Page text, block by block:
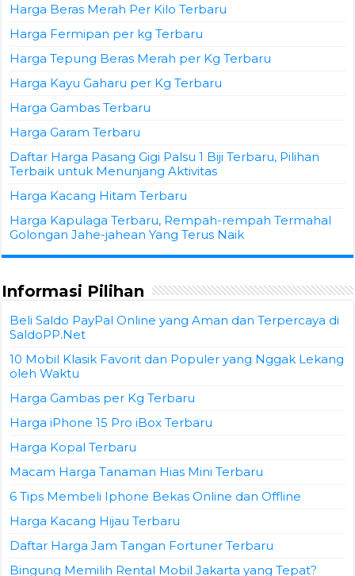
Harga Beras Merah Per Kilo Terbaru
Harga Fermipan per kg Terbaru
Harga Tepung Beras Merah per Kg Terbaru
Harga Kayu Gaharu per Kg Terbaru
Harga Gambas Terbaru
Harga Garam Terbaru
Daftar Harga Pasang Gigi Palsu 1 Biji Terbaru, Pilihan
Terbaik untuk Menunjang Aktivitas
Harga Kacang Hitam Terbaru
Harga Kapulaga Terbaru, Rempah-rempah Termahal
Golongan Jahe-jahean Yang Terus Naik
Informasi Pilihan
Beli Saldo PayPal Online yang Aman dan Terpercaya di
SaldoPP.Net
10 Mobil Klasik Favorit dan Populer yang Nggak Lekang
oleh Waktu
Harga Gambas per Kg Terbaru
Harga iPhone 15 Pro iBox Terbaru
Harga Kopal Terbaru
Macam Harga Tanaman Hias Mini Terbaru
6 Tips Membeli Iphone Bekas Online dan Offline
Harga Kacang Hijau Terbaru
Daftar Harga Jam Tangan Fortuner Terbaru
Bingung Memilih Rental Mobil Jakarta yang Tepat?